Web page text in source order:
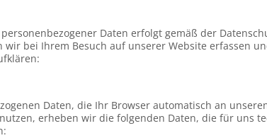
Daten erfolgt gemäß der
bei Ihrem Besuch auf unserer Website erfassen
Daten, die Ihr Browser automatisch an
erheben wir die folgenden Daten, die für uns